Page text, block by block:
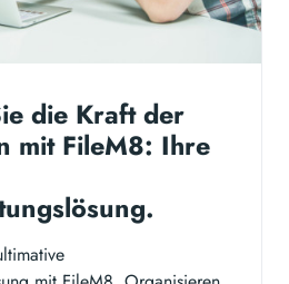
die Kraft der
mit FileM8: Ihre